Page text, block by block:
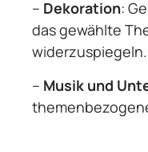
– Dekoration:
das gewählte
widerzuspiegeln.
– Musik und